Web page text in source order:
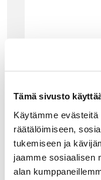
Tämä sivusto
Käytämme
räätälöimiseen,
tukemiseen ja
jaamme sosiaalisen
alan